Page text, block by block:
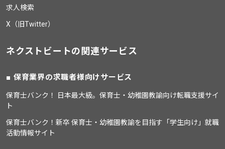
求人検索
X（旧Twitter）
ネクストビートの関連サービス
保育業界の求職者様向けサービス
保育士バンク！ 日本最大級。保育士・幼稚園教諭向け転職支援サイ
ト
保育士バンク！新卒 保育士・幼稚園教諭を目指す「学生向け」就職
活動情報サイト